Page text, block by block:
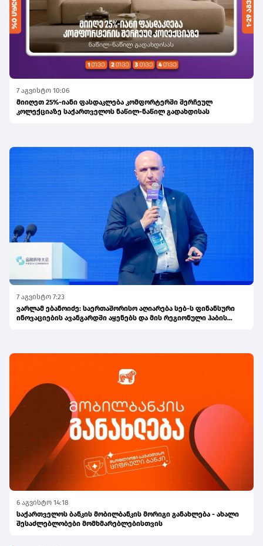
7 აგვისტო 10:06
მიიღეთ 25%-იანი ფასდაკლება კომფორტერში შერჩეულ
კოლექციაზე საქართველოს ნაწილ-ნაწილ გადახდისას
7 აგვისტო 7:23
ვარლამ ებანოიძე: საერთაშორისო აღიარება სებ-ს ფინანსური
ინოვაციების ავანგარდში აყენებს და მის რეგიონული ჰაბის
6 აგვისტო 14:18
საქართველოს ბანკის მობილბანკის მორიგი განახლება - ახალი
შესაძლებლობები მომხმარებლებისთვის